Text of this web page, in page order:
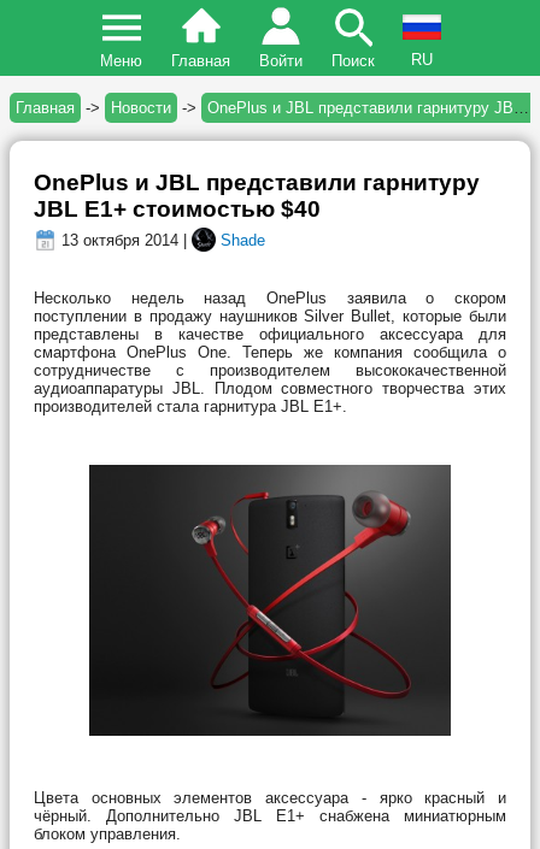
Меню Главная Войти Поиск RU
Главная -> Новости -> OnePlus и JBL представили гарнитуру JBL E1+ стоимостью $40
OnePlus и JBL представили гарнитуру
JBL E1+ стоимостью $40
13 октября 2014 | Shade
Несколько недель назад OnePlus заявила о скором
поступлении в продажу наушников Silver Bullet, которые были
представлены в качестве официального аксессуара для
смартфона OnePlus One. Теперь же компания сообщила о
сотрудничестве с производителем высококачественной
аудиоаппаратуры JBL. Плодом совместного творчества этих
производителей стала гарнитура JBL E1+.
Цвета основных элементов аксессуара - ярко красный и
чёрный. Дополнительно JBL E1+ снабжена миниатюрным
блоком управления.